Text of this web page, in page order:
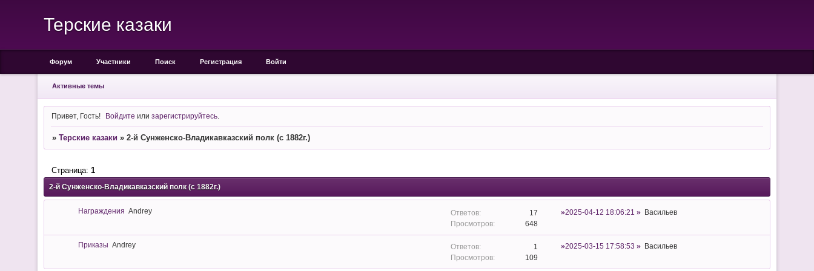
Терские казаки
Форум Участники Поиск Регистрация Войти
Активные темы
Привет, Гость! Войдите илизарегистрируйтесь
» Терские казаки » 2-й Сунженско-Владикавказский полк (с 1882г.)
2-й Сунженско-Владикавказский полк (с 1882г.)
Страница: 1
Награждения Andrey
17
648
2025-04-12 18:06:21 Васильев
Приказы Andrey
1
109
2025-03-15 17:58:53 Васильев